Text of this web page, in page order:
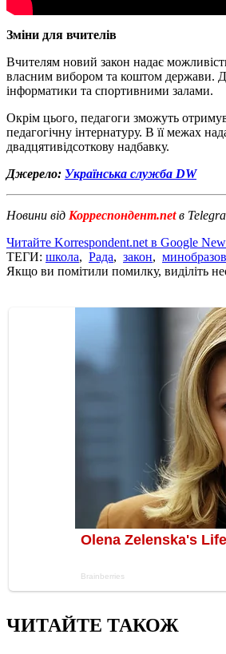
Зміни для вчителів
Вчителям новий закон надає
власним вибором та коштом держави.
інформатики та спортивними залами.
Окрім цього, педагоги зможуть
педагогічну інтернатуру. В її межах
двадцятивідсоткову надбавку.
Джерело: Українська служба DW
Новини від Корреспондент.netв
Читайте Korrespondent.net в Google
ТЕГИ: школа, Рада, закон,
Якщо ви помітили помилку, виділіть
ЧИТАЙТЕ ТАКОЖ